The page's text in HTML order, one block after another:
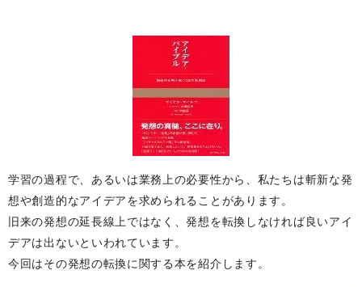
学習の過程で、あるいは業務上の必要性から、私たちは斬新な発
想や創造的なアイデアを求められることがあります。
旧来の発想の延長線上ではなく、発想を転換しなければ良いアイ
デアは出ないといわれています。
今回はその発想の転換に関する本を紹介します。